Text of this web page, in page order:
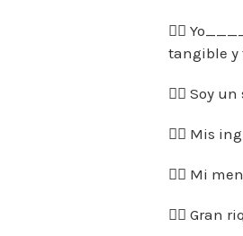
👉🏼
tangible y
👉🏼 Soy
👉🏼 Mis
👉🏼 Mi
👉🏼 Gran